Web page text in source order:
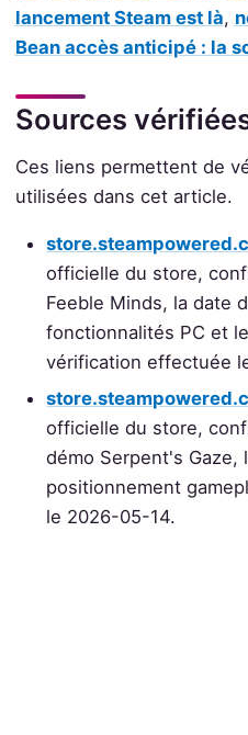
lancement Steam est là,
Bean accès anticipé : la
Sources
Ces liens permettent de
utilisées dans cet article.
officielle du store,
Feeble Minds, la date
fonctionnalités PC et
vérification effectuée
officielle du store,
démo Serpent's Gaze,
positionnement
le 2026-05-14.